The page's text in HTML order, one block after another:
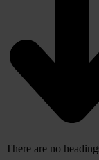
There are no